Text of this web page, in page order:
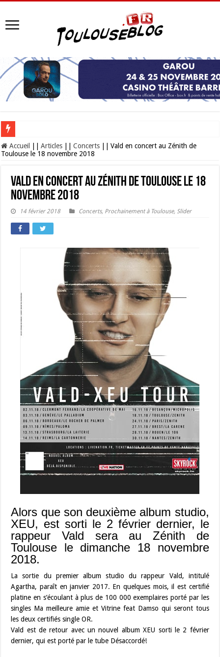
Les Nocturnes de la Cité de l’espace 2026 : l’événement incontournable de
Accueil Articles Concerts
Vald en concert au Zénith de
Toulouse le 18 novembre 2018
Vald en concert au Zénith de Toulouse le 18
novembre 2018
14 février 2018 Concerts, Prochainement à Toulouse, Slider
Alors que son deuxième album studio,
XEU, est sorti le 2 février dernier, le
rappeur Vald sera au Zénith de
Toulouse le dimanche 18 novembre
2018.
La sortie du premier album studio du rappeur Vald, intitulé
Agartha, paraît en janvier 2017. En quelques mois, il est certifié
platine en s’écoulant à plus de 100 000 exemplaires porté par les
singles Ma meilleure amie et Vitrine feat Damso qui seront tous
les deux certifiés single OR.
Vald est de retour avec un nouvel album XEU sorti le 2 février
dernier, qui est porté par le tube Désaccordé!